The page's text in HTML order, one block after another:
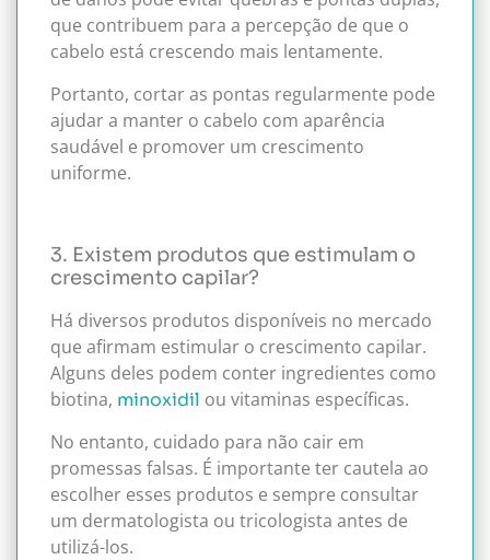
que contribuem para a percepção de que o
cabelo está crescendo mais lentamente.
Portanto, cortar as pontas regularmente pode
ajudar a manter o cabelo com aparência
saudável e promover um crescimento
uniforme.
3. Existem produtos que estimulam o
crescimento capilar?
Há diversos produtos disponíveis no mercado
que afirmam estimular o crescimento capilar.
Alguns deles podem conter ingredientes como
biotina, minoxidil ou vitaminas específicas.
No entanto, cuidado para não cair em
promessas falsas. É importante ter cautela ao
escolher esses produtos e sempre consultar
um dermatologista ou tricologista antes de
utilizá-los.